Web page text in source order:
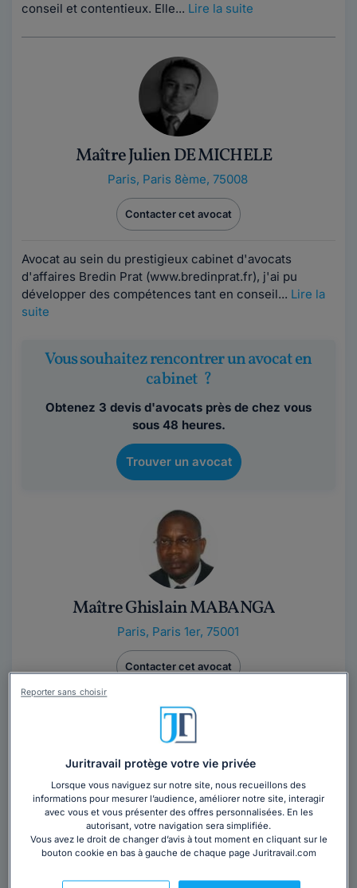
conseil et contentieux. Elle... Lire la suite
Maître Julien DE MICHELE
Paris, Paris 8ème, 75008
Contacter cet avocat
Avocat au sein du prestigieux cabinet d'avocats
d'affaires Bredin Prat (www.bredinprat.fr), j'ai pu
développer des compétences tant en conseil... Lire la
suite
Vous souhaitez rencontrer un avocat en
cabinet ?
Obtenez 3 devis d'avocats près de chez vous
sous 48 heures.
Trouver un avocat
Maître Ghislain MABANGA
Paris, Paris 1er, 75001
Contacter cet avocat
Avocat au barreau de Paris depuis 2003, conseil à la
Maître Julie LAMOURE
Juritravail protège votre vie privée
Lorsque vous naviguez sur notre site, nous recueillons des
informations pour mesurer l’audience, améliorer notre site, interagir
avec vous et vous présenter des offres personnalisées. En les
autorisant, votre navigation sera simplifiée.
Vous avez le droit de changer d’avis à tout moment en cliquant sur le
bouton cookie en bas à gauche de chaque page Juritravail.com
Reporter sans choisir